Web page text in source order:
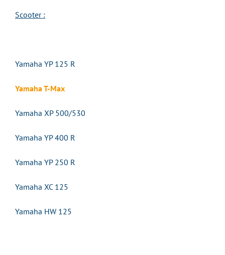
Scooter :
Yamaha YP 125 R
Yamaha T-Max
Yamaha XP 500/530
Yamaha YP 400 R
Yamaha YP 250 R
Yamaha XC 125
Yamaha HW 125